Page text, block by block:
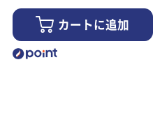
カートに追加